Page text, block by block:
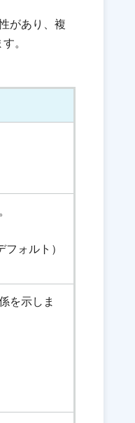
があり、複
。
ォルト）
を示しま